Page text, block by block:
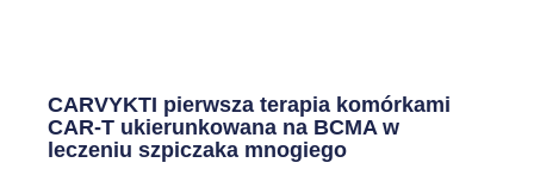
CARVYKTI pierwsza terapia komórkami
CAR-T ukierunkowana na BCMA w
leczeniu szpiczaka mnogiego